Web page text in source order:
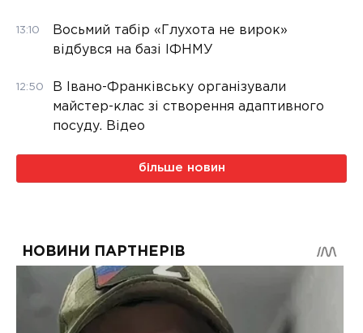
13:10
Восьмий табір «Глухота не вирок»
відбувся на базі ІФНМУ
12:50
В Івано-Франківську організували
майстер-клас зі створення адаптивного
посуду. Відео
більше новин